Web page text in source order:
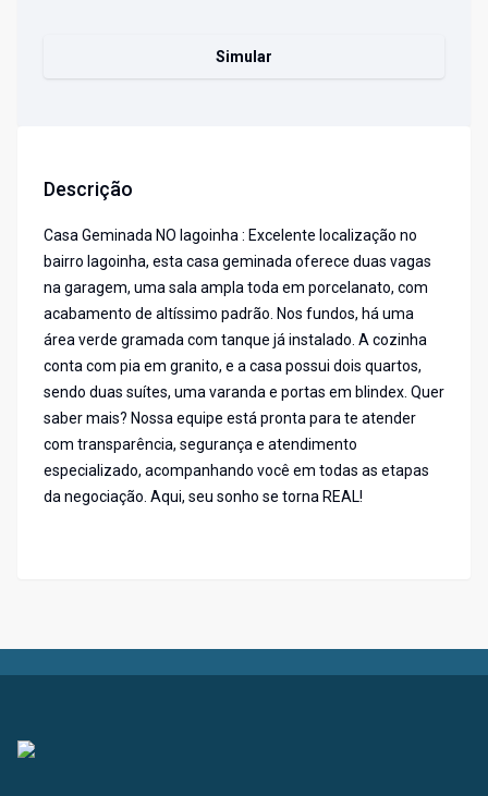
Simular
Descrição
Casa Geminada NO lagoinha : Excelente localização no
bairro lagoinha, esta casa geminada oferece duas vagas
na garagem, uma sala ampla toda em porcelanato, com
acabamento de altíssimo padrão. Nos fundos, há uma
área verde gramada com tanque já instalado. A cozinha
conta com pia em granito, e a casa possui dois quartos,
sendo duas suítes, uma varanda e portas em blindex. Quer
saber mais? Nossa equipe está pronta para te atender
com transparência, segurança e atendimento
especializado, acompanhando você em todas as etapas
da negociação. Aqui, seu sonho se torna REAL!